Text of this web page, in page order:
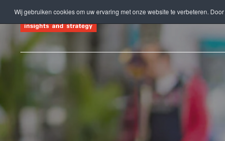
Wij gebruiken cookies om uw ervaring met onze website te verbeteren.
Terug naar hoofdinhoud